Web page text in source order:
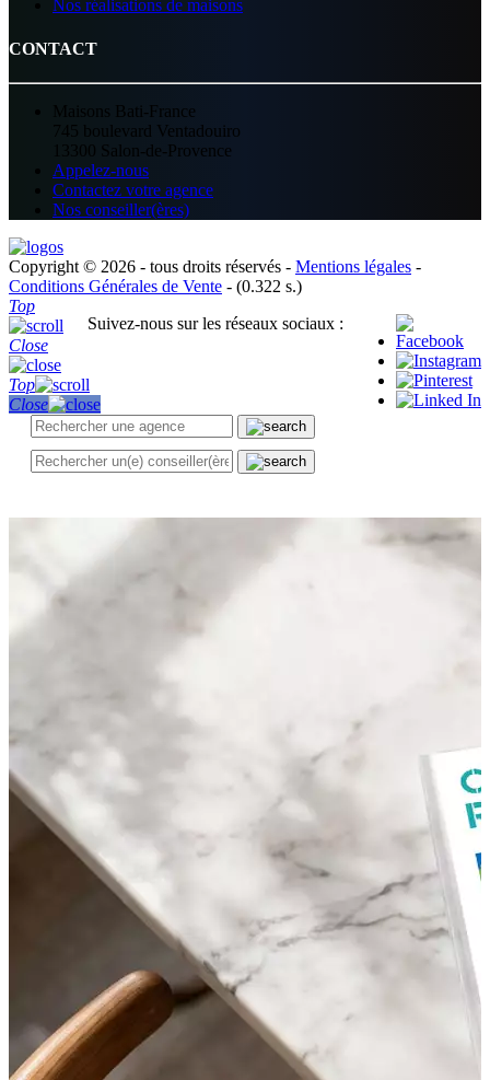
Nos réalisations de maisons
CONTACT
Maisons Bati-France
745 boulevard Ventadouiro
13300 Salon-de-Provence
Appelez-nous
Contactez votre agence
Nos conseiller(ères)
Copyright © 2026 - tous droits réservés - Mentions légales -
Conditions Générales de Vente - (0.322 s.)
Suivez-nous sur les réseaux sociaux :
Top
Close
Top
Close